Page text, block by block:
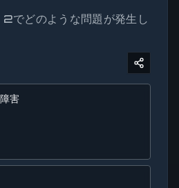
どのような問題が発生し
害